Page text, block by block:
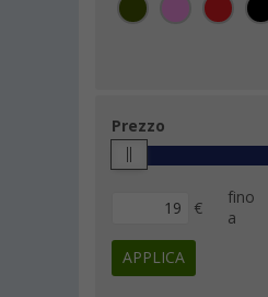
43,5 (2)
L-XL (2)
XS (2)
taglia unica (2)
Prezzo
€
fino
a
APPLICA